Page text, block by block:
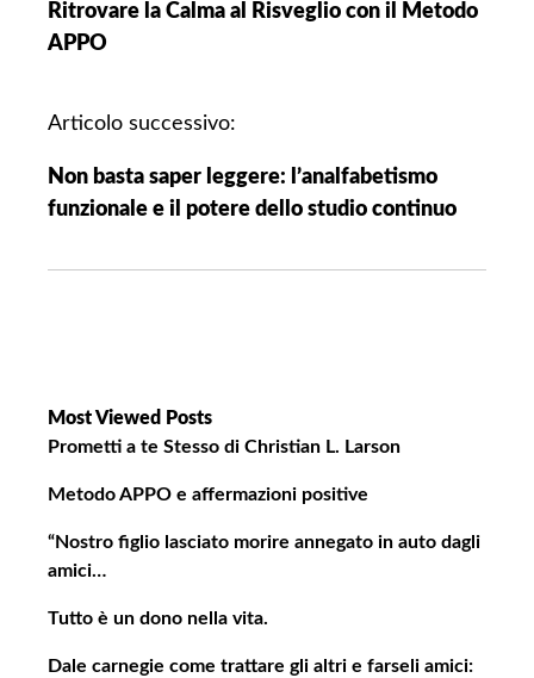
v
i
a
i
o
i
c
l
o
Ritrovare la Calma al Risveglio con il Metodo
APPO
Articolo successivo:
Non basta saper leggere: l’analfabetismo
funzionale e il potere dello studio continuo
Most Viewed Posts
Prometti a te Stesso di Christian L. Larson
Metodo APPO e affermazioni positive
“Nostro figlio lasciato morire annegato in auto dagli
amici…
Tutto è un dono nella vita.
Dale carnegie come trattare gli altri e farseli amici: